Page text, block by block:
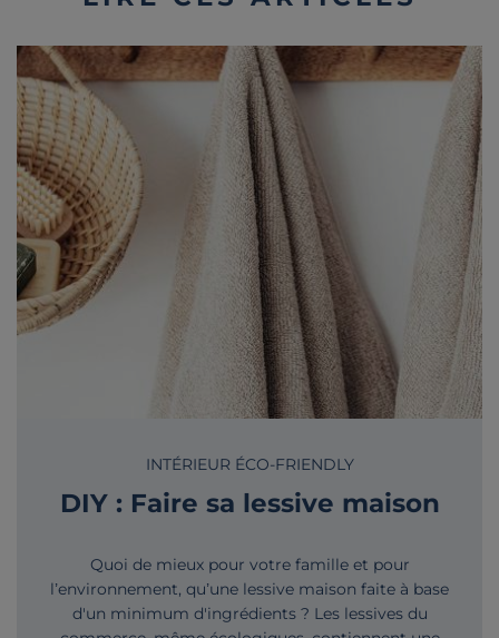
INTÉRIEUR ÉCO-FRIENDLY
DIY : Faire sa lessive maison
Quoi de mieux pour votre famille et pour
l’environnement, qu’une lessive maison faite à base
d'un minimum d'ingrédients ? Les lessives du